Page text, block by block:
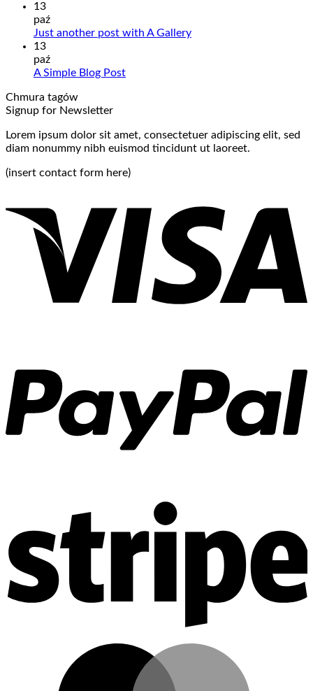
13
paź
Just another post with A Gallery
13
paź
A Simple Blog Post
Chmura tagów
Signup for Newsletter
Lorem ipsum dolor sit amet, consectetuer adipiscing elit, sed
diam nonummy nibh euismod tincidunt ut laoreet.
(insert contact form here)